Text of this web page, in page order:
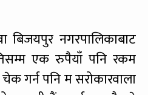
नगरपालिकाबाट
एक रुपैयाँ पनि रकम
गर्न पनि म सरोकारवाला